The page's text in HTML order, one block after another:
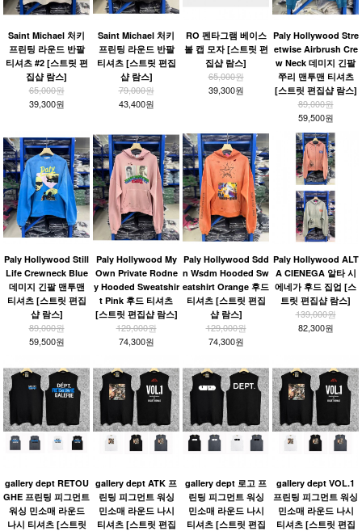
Saint Michael 처키
프린팅 라운드 반팔
티셔츠 #2 [스트릿 편
집샵 람스]
65,000원
39,300원
Saint Michael 처키
프린팅 라운드 반팔
티셔츠 [스트릿 편집
샵 람스]
79,000원
43,400원
RO 펜타그램 베이스
볼 캡 모자 [스트릿 편
집샵 람스]
65,000원
39,300원
Paly Hollywood Stre
etwise Airbrush Cre
w Neck 데미지 긴팔
쭈리 맨투맨 티셔츠
[스트릿 편집샵 람스]
89,000원
59,500원
Paly Hollywood Still
Life Crewneck Blue
데미지 긴팔 맨투맨
티셔츠 [스트릿 편집
샵 람스]
89,000원
59,500원
Paly Hollywood My
Own Private Rodne
y Hooded Sweatshir
t Pink 후드 티셔츠
[스트릿 편집샵 람스]
129,000원
74,300원
Paly Hollywood Sdd
n Wsdm Hooded Sw
eatshirt Orange 후드
티셔츠 [스트릿 편집
샵 람스]
129,000원
74,300원
Paly Hollywood ALT
A CIENEGA 알타 시
에네가 후드 집업 [스
트릿 편집샵 람스]
139,000원
82,300원
gallery dept RETOU
GHE 프린팅 피그먼트
워싱 민소매 라운드
나시 티셔츠 [스트릿
gallery dept ATK 프
린팅 피그먼트 워싱
민소매 라운드 나시
티셔츠 [스트릿 편집
gallery dept 로고 프
린팅 피그먼트 워싱
민소매 라운드 나시
티셔츠 [스트릿 편집
gallery dept VOL.1
프린팅 피그먼트 워싱
민소매 라운드 나시
티셔츠 [스트릿 편집